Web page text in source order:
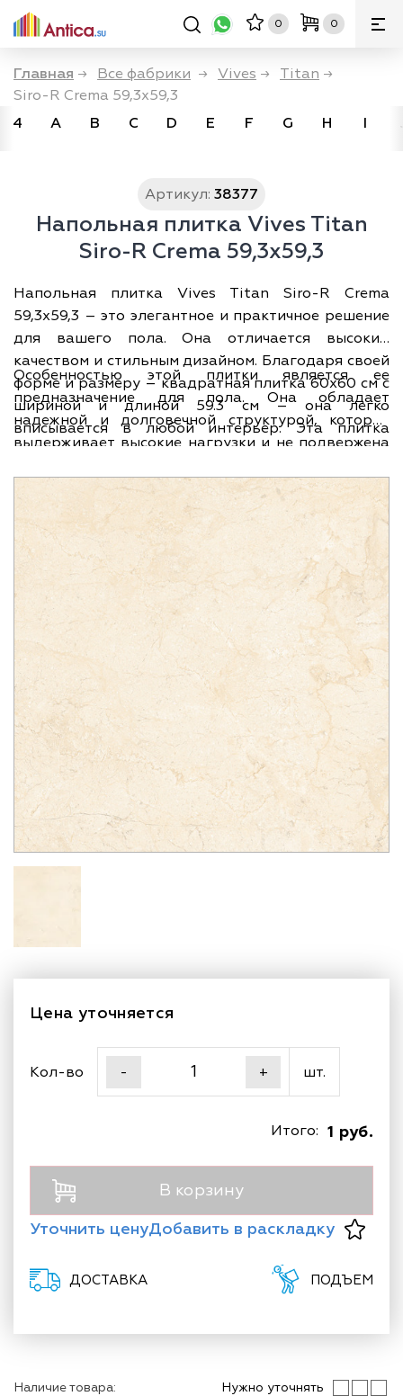
0 0
Главная → Все фабрики → Vives → Titan →
Siro-R Crema 59,3x59,3
4
A B C D E F G H I
Артикул: 38377
Напольная плитка Vives Titan
Siro-R Crema 59,3x59,3
Напольная плитка Vives Titan Siro-R Crema
59,3x59,3 – это элегантное и практичное решение
для вашего пола. Она отличается высоким
качеством и стильным дизайном. Благодаря своей
форме и размеру – квадратная плитка 60х60 см с
шириной и длиной 59.3 см – она легко
вписывается в любой интерьер. Эта плитка
создаст неповторимую атмосферу в вашем
помещении, добавив в него изысканности и
Особенностью этой плитки является ее
предназначение для пола. Она обладает
надежной и долговечной структурой, которая
выдерживает высокие нагрузки и не подвержена
мрамор, что придает вашему полу особое
очарование и привлекательность.
Наличие товара: Нужно уточнять
Цена уточняется
Кол-во - + шт.
1 руб.
Итого:
В корзину
Уточнить ценуДобавить в раскладку
ДОСТАВКА ПОДЪЕМ